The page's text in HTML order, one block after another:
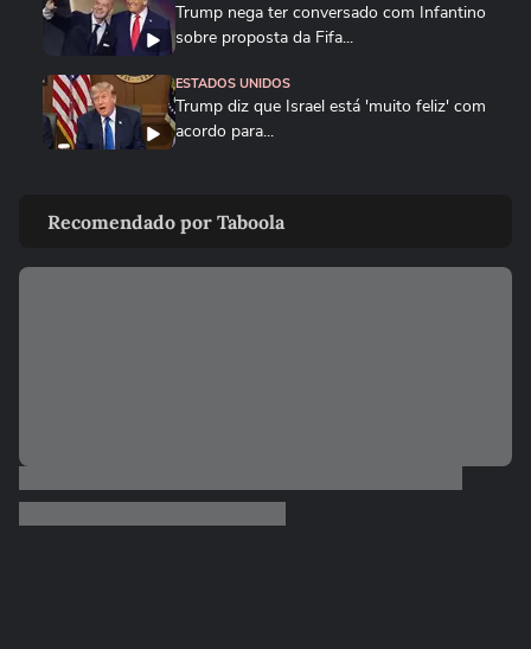
Trump nega ter conversado com Infantino
sobre proposta da Fifa...
ESTADOS UNIDOS
Trump diz que Israel está 'muito feliz' com
acordo para...
chamas após ataques em Ormuz
AS PRINCIPAIS NOTÍCIAS DA EUROPA
China e EUA: ‘Quero...
Recomendado por Taboola